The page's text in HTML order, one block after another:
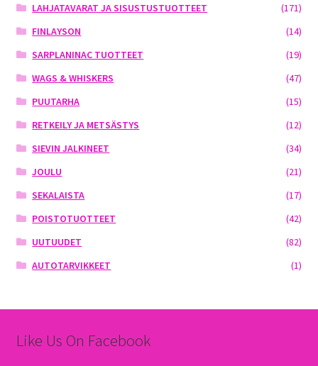
LAHJATAVARAT JA SISUSTUSTUOTTEET
(171)
FINLAYSON
(14)
SARPLANINAC TUOTTEET
(19)
WAGS & WHISKERS
(47)
PUUTARHA
(15)
RETKEILY JA METSÄSTYS
(12)
SIEVIN JALKINEET
(34)
JOULU
(21)
SEKALAISTA
(17)
POISTOTUOTTEET
(42)
UUTUUDET
(82)
AUTOTARVIKKEET
(1)
Like Us On Facebook